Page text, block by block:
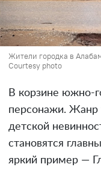
Жители городка в
Courtesy photo
В корзине южно-
персонажи. Жанр
детской
становятся
яркий пример —